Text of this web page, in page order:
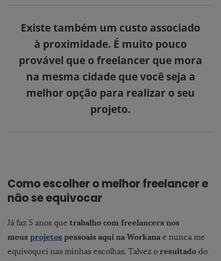
Existe também um custo associado
à proximidade. É muito pouco
provável que o freelancer que mora
na mesma cidade que você seja a
melhor opção para realizar o seu
projeto.
Como escolher o melhor freelancer e
não se equivocar
Já faz 5 anos que trabalho com freelancers nos
meus projetos pessoais aqui na Workana e nunca me
equivoquei nas minhas escolhas. Talvez o resultado do